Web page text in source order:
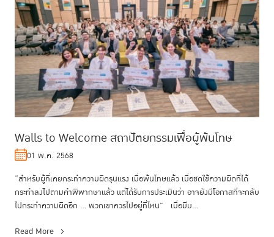
Walls to Welcome สถาปัตยกรรมเพื่อผู้พ้นโทษ
01 พ.ค. 2568
“สำหรับผู้ที่เคยกระทำความผิดรุนแรง เมื่อพ้นโทษแล้ว เมื่อชดใช้ความผิดที่ได้
กระทำลงไปตามคำพิพากษาแล้ว แต่ได้รับการประเมินว่า อาจยังมีโอกาสที่จะกลับ
ไปกระทำความผิดอีก ... พวกเขาควรไปอยู่ที่ไหน” เมื่อมีบ...
Read More